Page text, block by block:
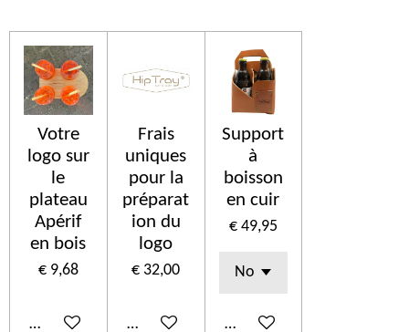
Votre
logo sur
le
plateau
Apérif
en bois
€ 9,68
In winkelwagen
Frais
uniques
pour la
préparat
ion du
logo
€ 32,00
In winkelwagen
Support
à
boisson
en cuir
€ 49,95
In winkelwagen